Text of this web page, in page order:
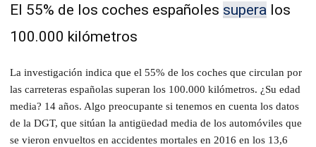
El 55% de los coches españoles supera los
100.000 kilómetros
La investigación indica que el 55% de los coches que circulan por
las carreteras españolas superan los 100.000 kilómetros. ¿Su edad
media? 14 años. Algo preocupante si tenemos en cuenta los datos
de la DGT, que sitúan la antigüedad media de los automóviles que
se vieron envueltos en accidentes mortales en 2016 en los 13,6